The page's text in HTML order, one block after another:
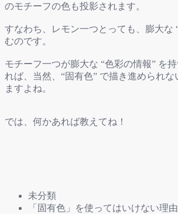
のモチーフの色も投影されます。
すなわち、レモン一つとっても、膨大な
むのです。
モチーフ一つが膨大な “色彩の情報” を
れば、当然、“固有色” で描き進められな
ますよね。
では、何かあれば教えてね！
未分類
「固有色」を使ってはいけない理